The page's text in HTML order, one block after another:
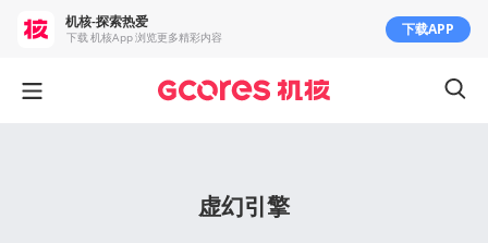
虚幻引擎
机核-探索热爱
下载 机核App 浏览更多精彩内容 下载APP